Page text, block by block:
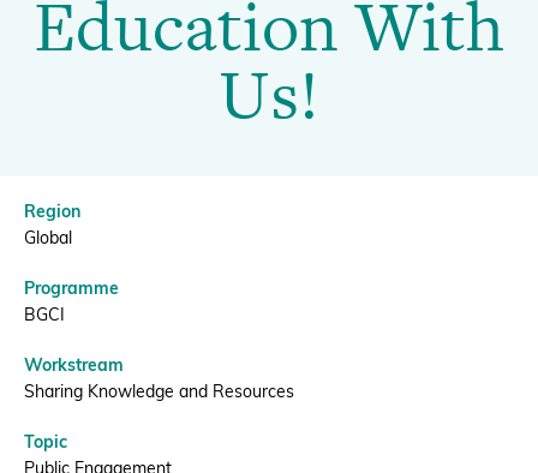
Garden
Education
With
Us!
BGCI
Education With
Us!
Region
Global
Programme
BGCI
Workstream
Sharing Knowledge and Resources
Topic